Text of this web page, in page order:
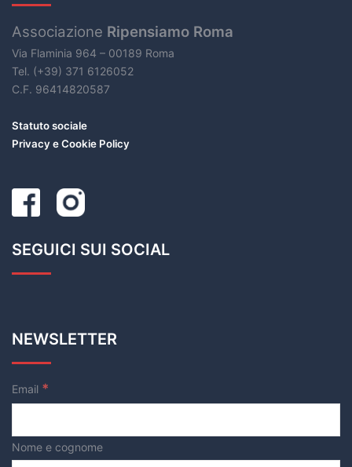
Associazione Ripensiamo Roma
Via Flaminia 964 – 00189 Roma
Tel. (+39) 371 6126052
C.F. 96414820587
Statuto sociale
Privacy e Cookie Policy
SEGUICI SUI SOCIAL
NEWSLETTER
Email *
Nome e cognome